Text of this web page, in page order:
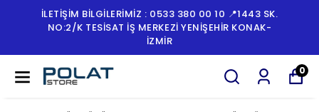
: 0533 380 00 10 📍1443 SK.
İŞ MERKEZI YENIŞEHIR KONAK-
İLETİŞİM
NO:2/K
0